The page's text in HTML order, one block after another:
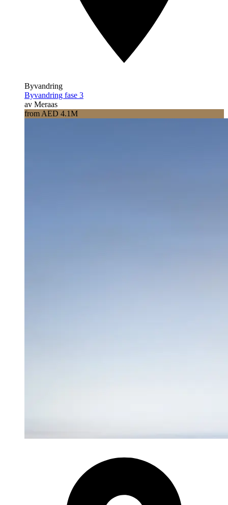
Byvandring
Byvandring fase 3
av Meraas
from AED 4.1M